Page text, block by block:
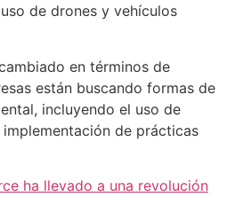
de drones y vehículos
en términos de
están buscando formas de
incluyendo el uso de
de prácticas
ha llevado a una revolución